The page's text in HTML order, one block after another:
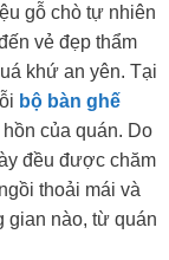
gỗ chò tự nhiên
vẻ đẹp thẩm
khứ an yên. Tại
bộ bàn ghế
của quán. Do
đều được chăm
thoải mái và
gian nào, từ quán